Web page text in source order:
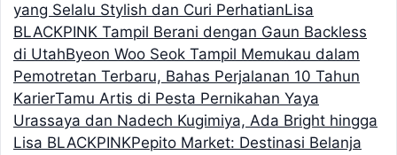
yang Selalu Stylish dan Curi PerhatianLisa
BLACKPINK Tampil Berani dengan Gaun Backless
di UtahByeon Woo Seok Tampil Memukau dalam
Pemotretan Terbaru, Bahas Perjalanan 10 Tahun
KarierTamu Artis di Pesta Pernikahan Yaya
Urassaya dan Nadech Kugimiya, Ada Bright hingga
Lisa BLACKPINKPepito Market: Destinasi Belanja